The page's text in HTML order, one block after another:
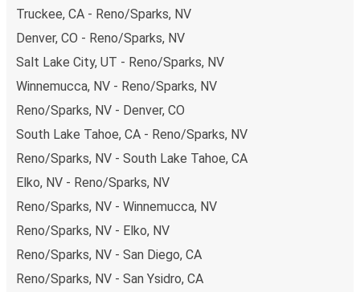
Truckee, CA - Reno/Sparks, NV
Denver, CO - Reno/Sparks, NV
Salt Lake City, UT - Reno/Sparks, NV
Winnemucca, NV - Reno/Sparks, NV
Reno/Sparks, NV - Denver, CO
South Lake Tahoe, CA - Reno/Sparks, NV
Reno/Sparks, NV - South Lake Tahoe, CA
Elko, NV - Reno/Sparks, NV
Reno/Sparks, NV - Winnemucca, NV
Reno/Sparks, NV - Elko, NV
Reno/Sparks, NV - San Diego, CA
Reno/Sparks, NV - San Ysidro, CA